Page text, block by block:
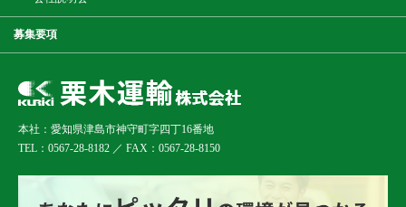
本社：愛知県津島市神守町字四丁16番地
TEL：0567-28-8182 ／ FAX：0567-28-8150
募集要項